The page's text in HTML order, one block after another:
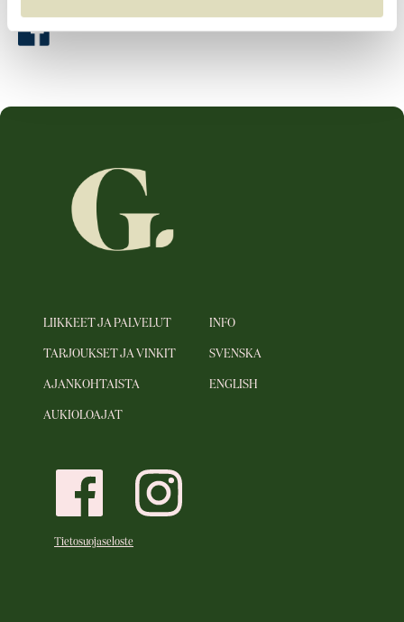
LIIKKEET JA PALVELUT
TARJOUKSET JA VINKIT
AJANKOHTAISTA
AUKIOLOAJAT
INFO
SVENSKA
ENGLISH
Tietosuojaseloste